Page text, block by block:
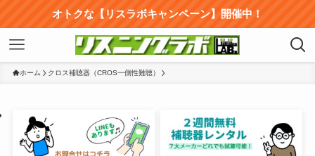
オトクな【リスラボキャンペーン】開催中！
ホーム クロス補聴器（CROS一側性難聴）